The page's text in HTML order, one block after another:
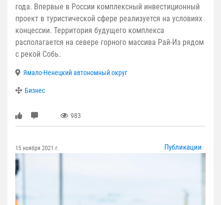
года. Впервые в России комплексный инвестиционный
проект в туристической сфере реализуется на условиях
концессии. Территория будущего комплекса
располагается на севере горного массива Рай-Из рядом
с рекой Собь.
Ямало-Ненецкий автономный округ
Бизнес
983
15 ноября 2021 г. Публикации